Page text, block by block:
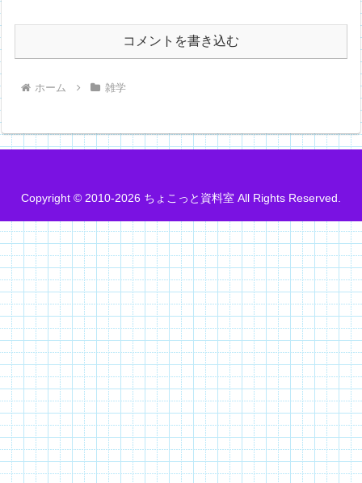
コメントを書き込む
ホーム 雑学
Copyright © 2010-2026 ちょこっと資料室 All Rights Reserved.